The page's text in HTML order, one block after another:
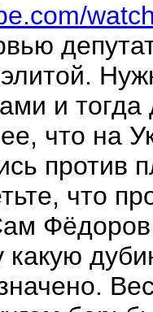
и
что на
против
что
какую